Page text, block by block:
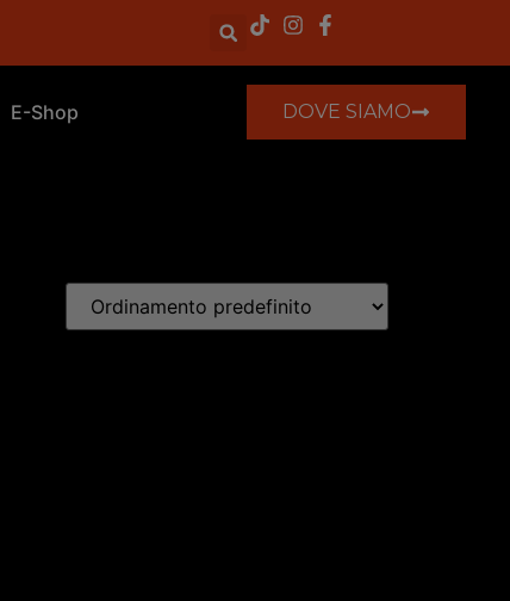
E-Shop DOVE SIAMO